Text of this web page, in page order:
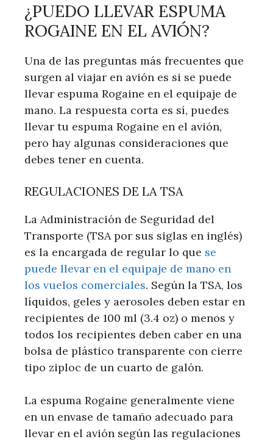
¿PUEDO LLEVAR ESPUMA
ROGAINE EN EL AVIÓN?
Una de las preguntas más frecuentes que
surgen al viajar en avión es si se puede
llevar espuma Rogaine en el equipaje de
mano. La respuesta corta es sí, puedes
llevar tu espuma Rogaine en el avión,
pero hay algunas consideraciones que
debes tener en cuenta.
REGULACIONES DE LA TSA
La Administración de Seguridad del
Transporte (TSA por sus siglas en inglés)
es la encargada de regular lo que se
puede llevar en el equipaje de mano en
los vuelos comerciales. Según la TSA, los
líquidos, geles y aerosoles deben estar en
recipientes de 100 ml (3.4 oz) o menos y
todos los recipientes deben caber en una
bolsa de plástico transparente con cierre
tipo ziploc de un cuarto de galón.
La espuma Rogaine generalmente viene
en un envase de tamaño adecuado para
llevar en el avión según las regulaciones